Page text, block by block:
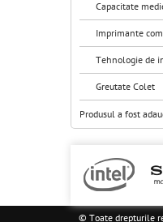
Capacitate
Imprimante
Tehnologie de
Greutate Colet
Produsul a fost
© Toate drepturile